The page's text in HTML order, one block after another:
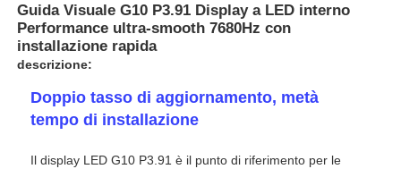
Guida Visuale G10 P3.91 Display a LED interno
Performance ultra-smooth 7680Hz con
installazione rapida
descrizione:
Doppio tasso di aggiornamento, metà
tempo di installazione
Il display LED G10 P3.91 è il punto di riferimento per le